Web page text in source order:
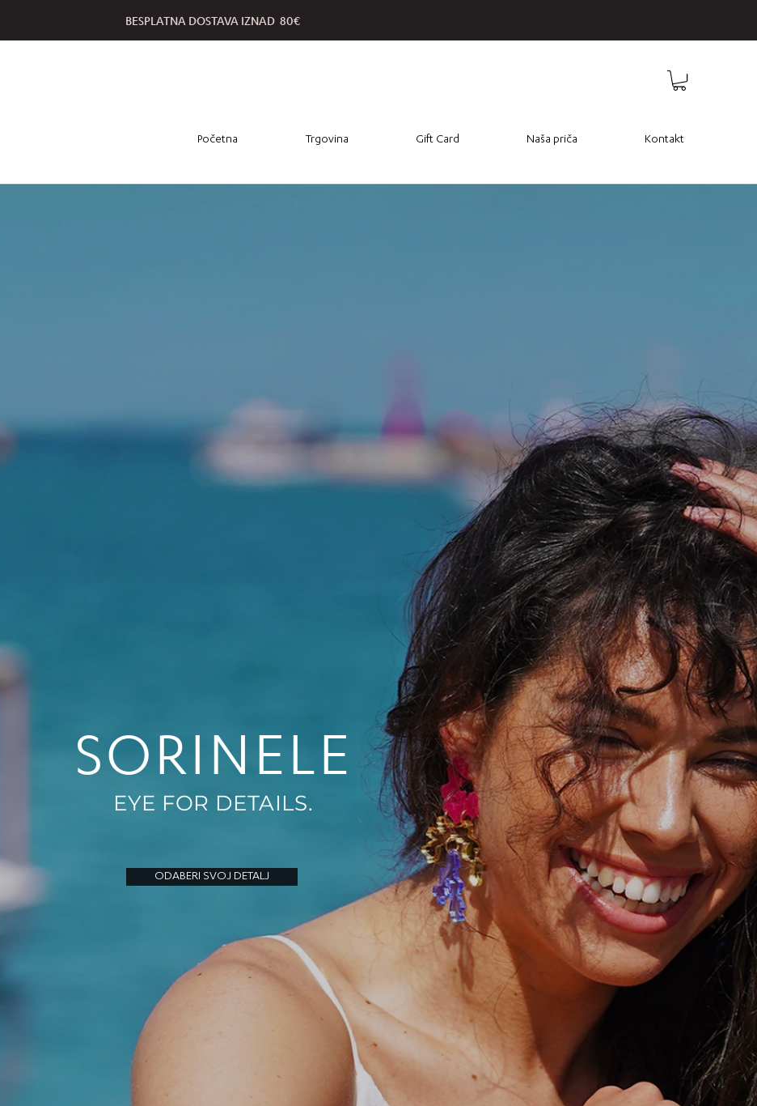
BESPLATNA DOSTAVA IZNAD 80€
Početna Trgovina Gift Card Naša priča Kontakt
SORINELE
EYE FOR DETAILS.
ODABERI SVOJ DETALJ